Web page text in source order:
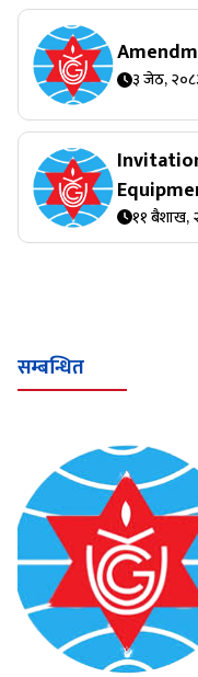
३ जेठ,
११ बैशाख,
सम्बन्धित